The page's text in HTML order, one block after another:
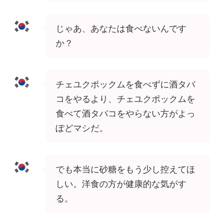
じゃあ、あなたは食べないんです
か？
チェユクポックムを食べずに酒タバ
コをやるより、チェユクポックムを
食べて酒タバコをやらない方がよっ
ぽどマシだ。
でも本当に砂糖をもう少し控えてほ
しい。洋食の方が健康的な気がす
る。